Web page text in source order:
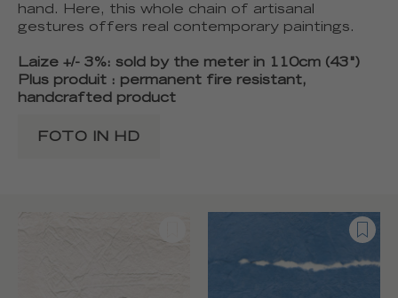
hand. Here, this whole chain of artisanal
gestures offers real contemporary paintings.
Laize +/- 3%: sold by the meter in 110cm (43")
Plus produit : permanent fire resistant,
handcrafted product
FOTO IN HD